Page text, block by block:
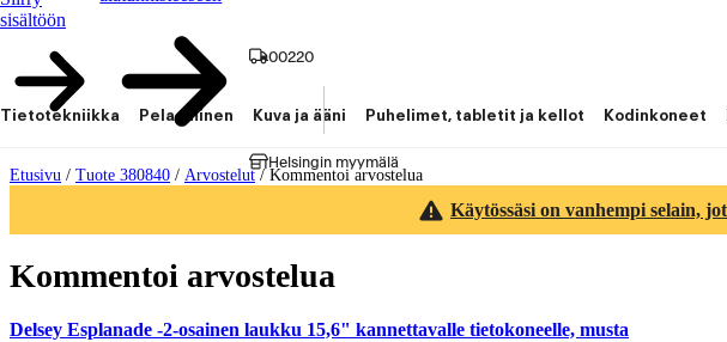
sisältöön
00220
Helsingin myymälä
Tietotekniikka Pelaaminen Kuva ja ääni Puhelimet, tabletit ja kellot Kodinkoneet
Etusivu / Tuote 380840 / Arvostelut/ Kommentoi arvostelua
Käytössäsi on vanhempi selain,
Kommentoi arvostelua
Delsey Esplanade -2-osainen laukku 15,6" kannettavalle tietokoneelle, musta